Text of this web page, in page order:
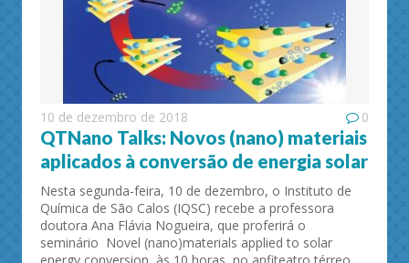
10 de dezembro de 2018 0
QTNano Talks: Novos (nano) materiais
aplicados à conversão de energia solar
Nesta segunda-feira, 10 de dezembro, o Instituto de
Química de São Calos (IQSC) recebe a professora
doutora Ana Flávia Nogueira, que proferirá o
seminário Novel (nano)materials applied to solar